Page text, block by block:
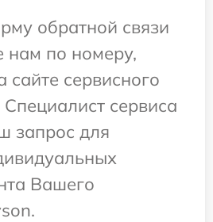
обратной связи
нам по номеру,
сайте сервисного
сервиса
запрос для
Вашего